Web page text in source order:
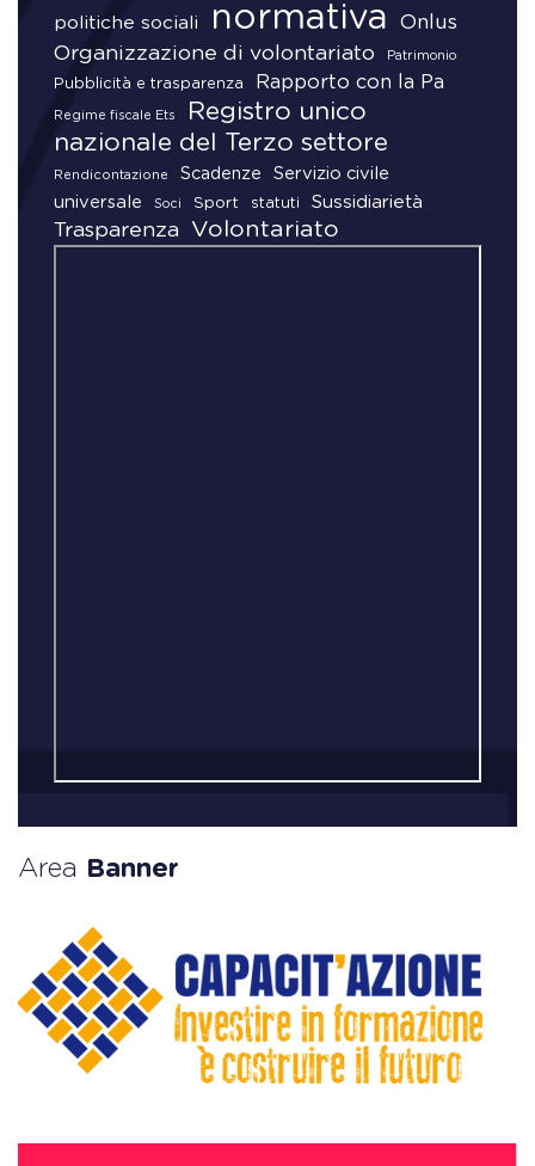
politiche sociali normativa Onlus
Organizzazione di volontariato Patrimonio
Pubblicità e trasparenza Rapporto con la Pa
Regime fiscale Ets
Registro unico
nazionale del Terzo settore
Rendicontazione Scadenze
Servizio civile
universale
Soci Sport statuti Sussidiarietà
Trasparenza Volontariato
Area Banner